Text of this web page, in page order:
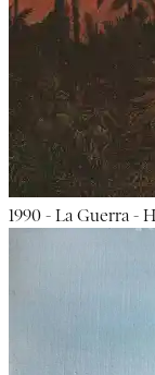
1990 - La Guerra -